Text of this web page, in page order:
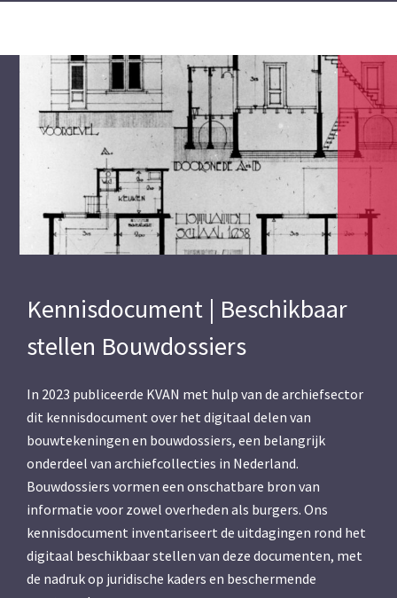
Kennisdocument | Beschikbaar
stellen Bouwdossiers
In 2023 publiceerde KVAN met hulp van de archiefsector
dit kennisdocument over het digitaal delen van
bouwtekeningen en bouwdossiers, een belangrijk
onderdeel van archiefcollecties in Nederland.
Bouwdossiers vormen een onschatbare bron van
informatie voor zowel overheden als burgers. Ons
kennisdocument inventariseert de uitdagingen rond het
digitaal beschikbaar stellen van deze documenten, met
de nadruk op juridische kaders en beschermende